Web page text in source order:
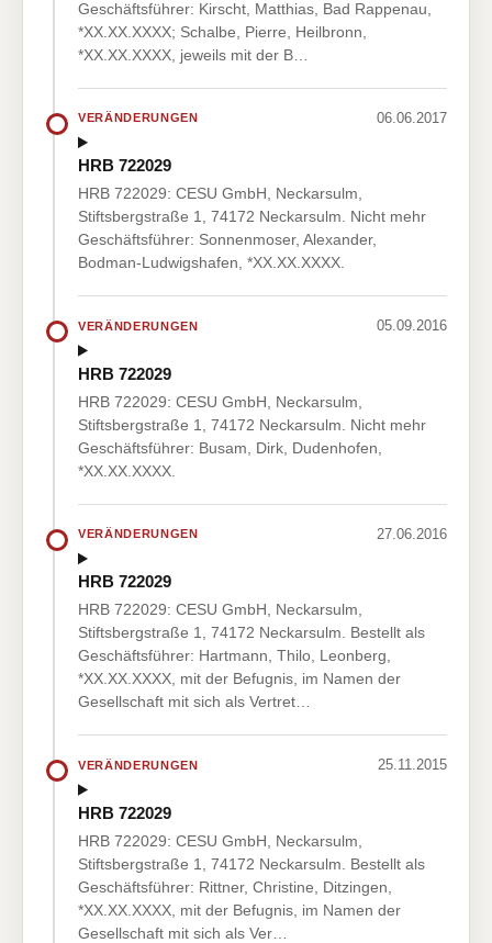
Geschäftsführer: Kirscht, Matthias, Bad Rappenau,
*XX.XX.XXXX; Schalbe, Pierre, Heilbronn,
*XX.XX.XXXX, jeweils mit der B…
VERÄNDERUNGEN 06.06.2017
HRB 722029
HRB 722029: CESU GmbH, Neckarsulm,
Stiftsbergstraße 1, 74172 Neckarsulm. Nicht mehr
Geschäftsführer: Sonnenmoser, Alexander,
Bodman-Ludwigshafen, *XX.XX.XXXX.
VERÄNDERUNGEN 05.09.2016
HRB 722029
HRB 722029: CESU GmbH, Neckarsulm,
Stiftsbergstraße 1, 74172 Neckarsulm. Nicht mehr
Geschäftsführer: Busam, Dirk, Dudenhofen,
*XX.XX.XXXX.
VERÄNDERUNGEN 27.06.2016
HRB 722029
HRB 722029: CESU GmbH, Neckarsulm,
Stiftsbergstraße 1, 74172 Neckarsulm. Bestellt als
Geschäftsführer: Hartmann, Thilo, Leonberg,
*XX.XX.XXXX, mit der Befugnis, im Namen der
Gesellschaft mit sich als Vertret…
VERÄNDERUNGEN 25.11.2015
HRB 722029
HRB 722029: CESU GmbH, Neckarsulm,
Stiftsbergstraße 1, 74172 Neckarsulm. Bestellt als
Geschäftsführer: Rittner, Christine, Ditzingen,
*XX.XX.XXXX, mit der Befugnis, im Namen der
Gesellschaft mit sich als Ver…